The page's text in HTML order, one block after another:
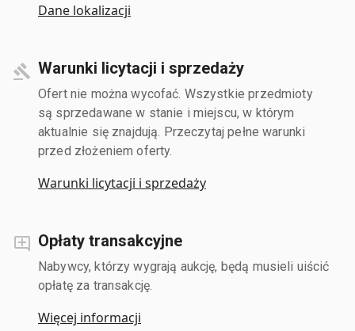
Dane lokalizacji
Warunki licytacji i sprzedaży
Ofert nie można wycofać. Wszystkie przedmioty
są sprzedawane w stanie i miejscu, w którym
aktualnie się znajdują. Przeczytaj pełne warunki
przed złożeniem oferty.
Warunki licytacji i sprzedaży
Opłaty transakcyjne
Nabywcy, którzy wygrają aukcję, będą musieli uiścić
opłatę za transakcję.
Więcej informacji